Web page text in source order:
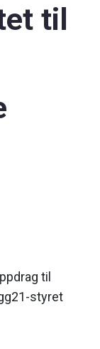
til
til
styret